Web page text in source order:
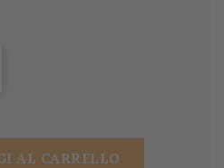
AL CARRELLO